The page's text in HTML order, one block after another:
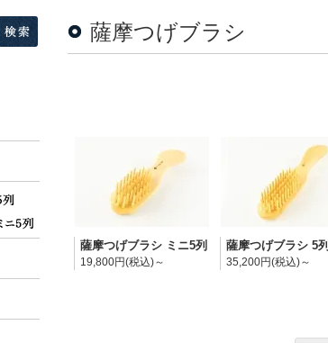
薩摩つげブラシ
薩摩つげブラシ ミニ5列
19,800円(税込)～
薩摩つげブラシ 5列
35,200円(税込)～